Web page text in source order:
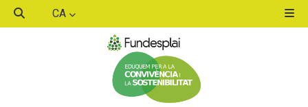
CA
ACTIVITATS D'ESTIU